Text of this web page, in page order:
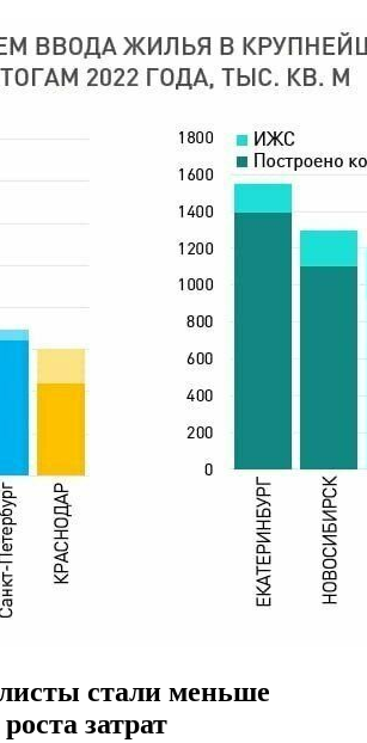
стали меньше
затрат